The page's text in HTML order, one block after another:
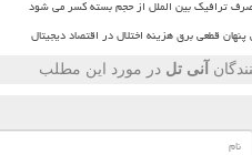
مصرف ترافیک بین الملل از حجم بسته کسر می شود
پنهان قطعی برق هزینه اختلال در اقتصاد دیجیتال
آنی تل در مورد این مطلب